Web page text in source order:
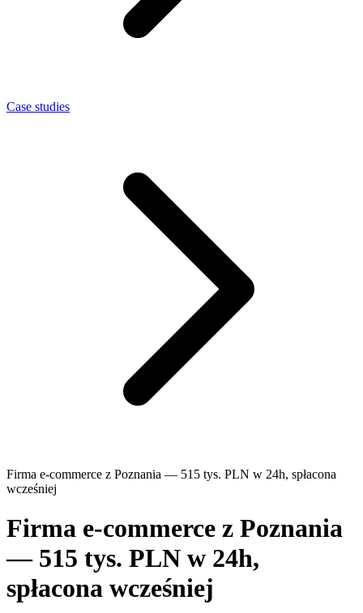
Case studies
Firma e-commerce z Poznania — 515 tys. PLN w 24h, spłacona
wcześniej
Firma e-commerce z Poznania
— 515 tys. PLN w 24h,
spłacona wcześniej